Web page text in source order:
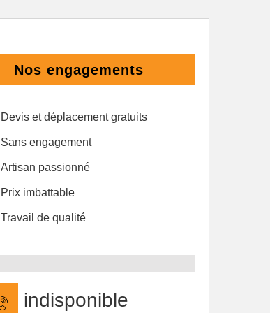
Nos engagements
Devis et déplacement gratuits
Sans engagement
Artisan passionné
Prix imbattable
Travail de qualité
indisponible